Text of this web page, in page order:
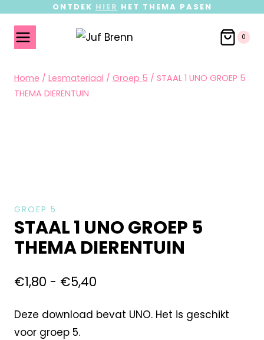
ONTDEK HIER HET THEMA PASEN
0
Home / Lesmateriaal / Groep 5 / STAAL 1 UNO GROEP 5
THEMA DIERENTUIN
GROEP 5
STAAL 1 UNO GROEP 5
THEMA DIERENTUIN
€1,80 - €5,40
Deze download bevat UNO. Het is geschikt
voor groep 5.